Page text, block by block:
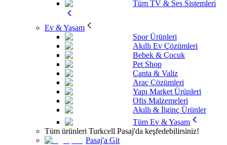
Tüm TV & Ses Sistemleri
Ev & Yaşam
Spor Ürünleri
Akıllı Ev Çözümleri
Bebek & Çocuk
Pet Shop
Çanta & Valiz
Araç Çözümleri
Yapı Market Ürünleri
Ofis Malzemeleri
Akıllı & İlginç Ürünler
Tüm Ev & Yaşam
Tüm ürünleri Turkcell Pasaj'da keşfedebilirsiniz!
Pasaj'a Git